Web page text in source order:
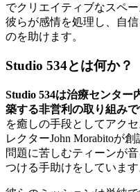
でクリエイティブなスペ
彼らが感情を処理し、自
のを助けます。
Studio 534とは何か？
Studio 534は治療センター
築する非営利の取り組み
を癒しの手段としてアク
レクターJohn Morabitoが
問題に苦しむティーンが
つける手助けをしています